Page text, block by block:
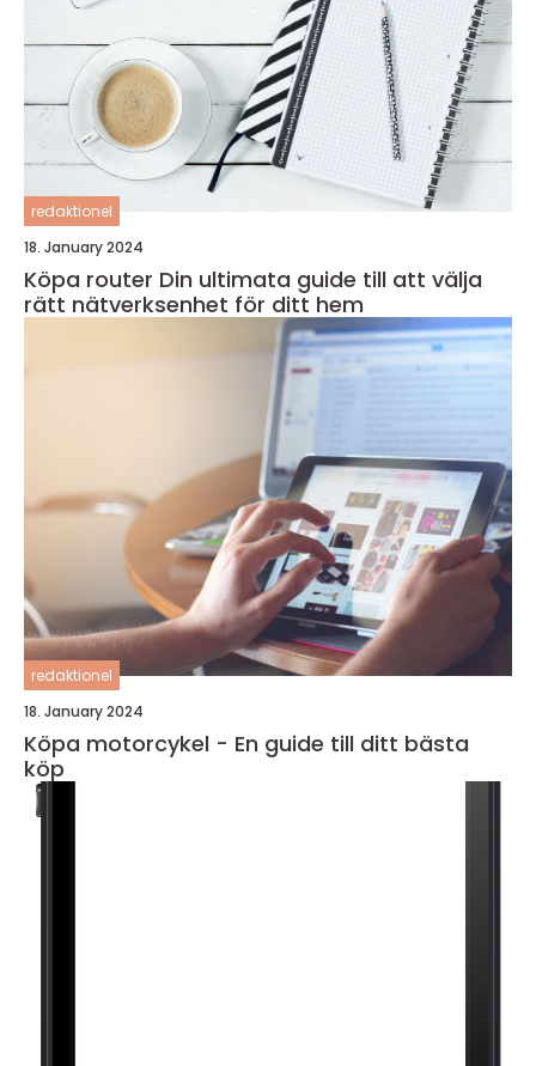
redaktionel
18. January 2024
Köpa router Din ultimata guide till att välja
rätt nätverksenhet för ditt hem
redaktionel
18. January 2024
Köpa motorcykel - En guide till ditt bästa
köp